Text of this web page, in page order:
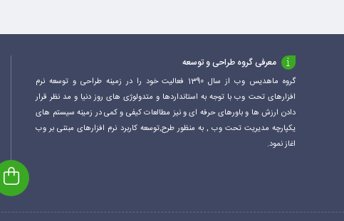
معرفی گروه طراحی و توسعه
گروه ماهدیس وب از سال 1390 فعالیت خود را در زمینه طراحی و توسعه نرم
افزارهای تحت وب با توجه به استانداردها و متدولوژی های روز دنیا و مد نظر قرار
دادن ارزش ها و باورهای حرفه ای و نیز مطالعات کیفی و کمی در زمینه سیستم های
یکپارچه مدیریت تحت وب , به منظور طرح,توسعه کاربرد نرم افزارهای مبتنی بر وب
اغاز نمود.